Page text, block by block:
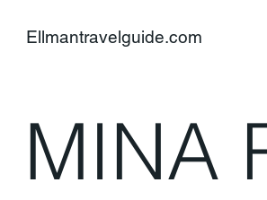
Ellmantravelguide.com
MINA